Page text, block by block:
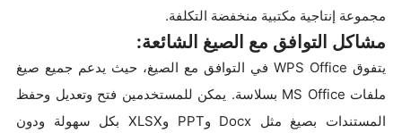
مجموعة إنتاجية مكتبية منخفضة التكلفة.
مشاكل التوافق مع الصيغ الشائعة:
يتفوق WPS Office في التوافق مع الصيغ، حيث يدعم جميع صيغ
ملفات MS Office بسلاسة. يمكن للمستخدمين فتح وتعديل وحفظ
المستندات بصيغ مثل Docx وPPT وXLSX بكل سهولة ودون